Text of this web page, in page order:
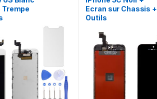
Trempe
Ecran sur Chassis +
Outils